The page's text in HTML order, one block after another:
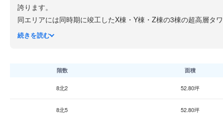
誇ります。
同エリアには同時期に竣工したX棟・Y棟・Z棟の3棟の超高層タ
業・住宅が一体となった湾岸ビジネスゾーンとして晴海エリア
基準階の貸室面積は約600坪で、柱のない開放的な無柱空間が
「連結制御ブリッジ」による制振構造を備えており、地下約
2024年には竣工以来初の大規模リニューアルが実施され、入
続きを読む
階数 面積
8北2 52.80坪
8北5 52.80坪